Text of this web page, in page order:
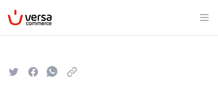
VersaCommerce
TwitterFacebookWhatsapp
Email